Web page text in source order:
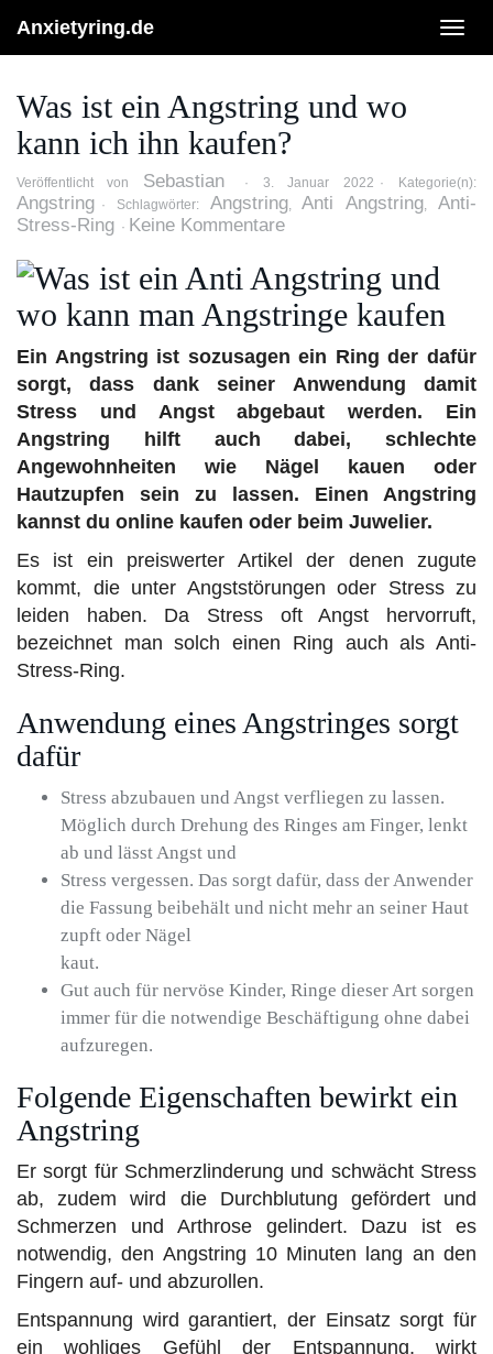
Anxietyring.de
Was ist ein Angstring und wo
kann ich ihn kaufen?
Veröffentlicht von Sebastian 3. Januar 2022 Kategorie(n):
Angstring Schlagwörter: Angstring,Anti Angstring,Anti-
Stress-Ring
Keine Kommentare
Ein Angstring ist sozusagen ein Ring der dafür
sorgt, dass dank seiner Anwendung damit
Stress und Angst abgebaut werden. Ein
Angstring hilft auch dabei, schlechte
Angewohnheiten wie Nägel kauen oder
Hautzupfen sein zu lassen. Einen Angstring
kannst du online kaufen oder beim Juwelier.
Es ist ein preiswerter Artikel der denen zugute
kommt, die unter Angststörungen oder Stress zu
leiden haben. Da Stress oft Angst hervorruft,
bezeichnet man solch einen Ring auch als Anti-
Stress-Ring.
Anwendung eines Angstringes sorgt
dafür
Stress abzubauen und Angst verfliegen zu lassen.
Möglich durch Drehung des Ringes am Finger, lenkt
ab und lässt Angst und
Stress vergessen. Das sorgt dafür, dass der Anwender
die Fassung beibehält und nicht mehr an seiner Haut
zupft oder Nägel
kaut.
Gut auch für nervöse Kinder, Ringe dieser Art sorgen
immer für die notwendige Beschäftigung ohne dabei
aufzuregen.
Folgende Eigenschaften bewirkt ein
Angstring
Er sorgt für Schmerzlinderung und schwächt Stress
ab, zudem wird die Durchblutung gefördert und
Schmerzen und Arthrose gelindert. Dazu ist es
notwendig, den Angstring 10 Minuten lang an den
Fingern auf- und abzurollen.
Entspannung wird garantiert, der Einsatz sorgt für
ein wohliges Gefühl der Entspannung, wirkt